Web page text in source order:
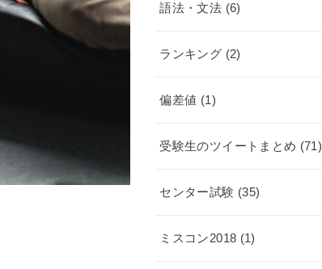
語法・文法 (6)
ランキング (2)
偏差値 (1)
受験生のツイートまとめ (71)
センター試験 (35)
ミスコン2018 (1)